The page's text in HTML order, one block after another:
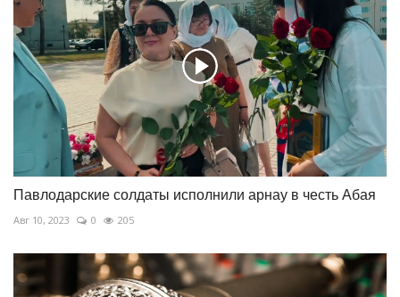
Павлодарские солдаты исполнили арнау в честь Абая
Авг 10, 2023 0 205